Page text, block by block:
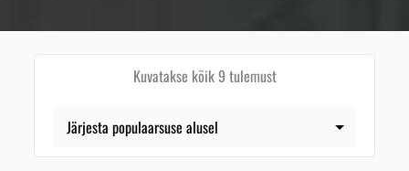
Kuvatakse kõik 9 tulemust